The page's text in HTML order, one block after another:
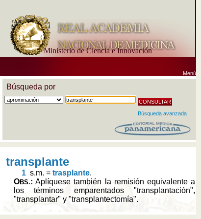
Ministerio de Ciencia e Innovación
Menú
Búsqueda por
Búsqueda avanzada